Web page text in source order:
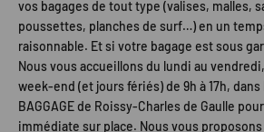
vos bagages de tout type (valises, malles,
poussettes, planches de surf…) en un
raisonnable. Et si votre bagage est sous
Nous vous accueillons du lundi au
week-end (et jours fériés) de 9h à 17h, dans
BAGGAGE de Roissy-Charles de Gaulle
immédiate sur place. Nous vous